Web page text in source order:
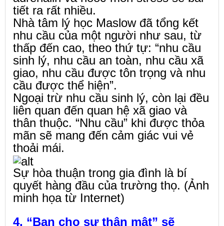
tiết ra rất nhiều.
Nhà tâm lý học Maslow đã tổng kết
nhu cầu của một người như sau, từ
thấp đến cao, theo thứ tự: “nhu cầu
sinh lý, nhu cầu an toàn, nhu cầu xã
giao, nhu cầu được tôn trọng và nhu
cầu được thể hiện”.
Ngoại trừ nhu cầu sinh lý, còn lại đều
liên quan đến quan hệ xã giao và
thân thuộc. “Nhu cầu” khi được thỏa
mãn sẽ mang đến cảm giác vui vẻ
thoải mái.
Sự hòa thuận trong gia đình là bí
quyết hàng đầu của trường thọ. (Ảnh
minh họa từ Internet)
4. “Ban cho sự thân mật” sẽ